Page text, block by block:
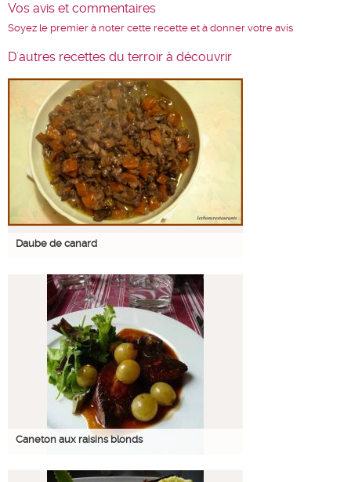
Vos avis et commentaires
Soyez le premier à noter cette recette et à donner votre avis
D'autres recettes du terroir à découvrir
Daube de canard
Caneton aux raisins blonds